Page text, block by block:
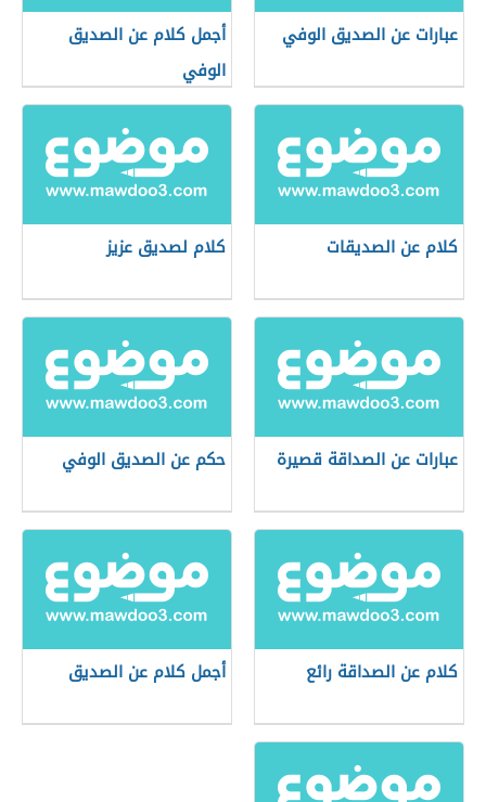
عبارات عن الصديق الوفي
أجمل كلام عن الصديق
الوفي
كلام عن الصديقات كلام لصديق عزيز
عبارات عن الصداقة قصيرة حكم عن الصديق الوفي
كلام عن الصداقة رائع أجمل كلام عن الصديق